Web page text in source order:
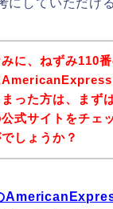
に、ねずみ110
AmericanExpress
った方は、まず
式サイトをチェ
しょうか？